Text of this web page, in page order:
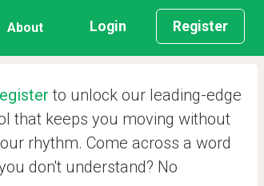
About Login Register
to unlock our leading-edge
that keeps you moving without
rhythm. Come across a word
don't understand? No